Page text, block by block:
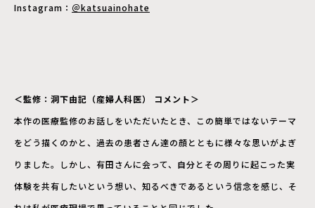
Instagram： ＠katsuainohate
＜監修：洞下由記（産婦人科医） コメント＞
本作の医療監修のお話しをいただいたとき、この簡単ではないテーマ
をどう描くのかと、過去の患者さん達の顔とともに様々な思いがよぎ
りました。しかし、有田さんに会って、自分とその周りに起こった実
体験を共有したいという想い、知るべきであるという信念を感じ、そ